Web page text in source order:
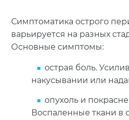
Симптоматика острого
варьируется на разных
Основные симптомы:
острая боль.
накусывании или
опухоль и
Воспаленные ткани в